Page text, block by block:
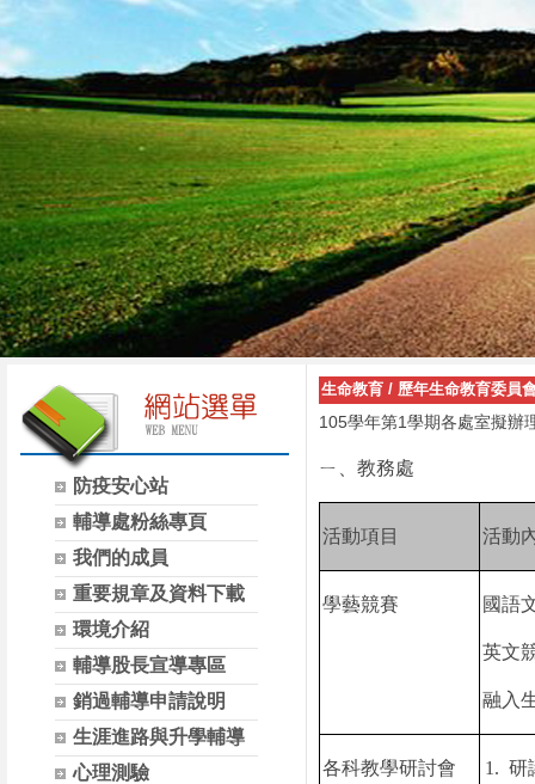
防疫安心站
輔導處粉絲專頁
我們的成員
重要規章及資料下載
環境介紹
輔導股長宣導專區
銷過輔導申請說明
生涯進路與升學輔導
心理測驗
生命教育 / 歷年生命教育委員
105學年第1 學期各處室擬辦
ㄧ、教務處
活動項目 活動
學藝競賽 國語
英文
融入
各科教學研討會 1. 研